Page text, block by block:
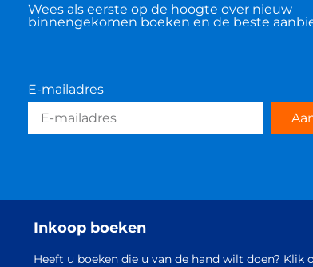
Wees als eerste op de hoogte over nieuw
binnengekomen boeken en de beste
E-mailadres
Inkoop boeken
Heeft u boeken die u van de hand wilt doen? Klik